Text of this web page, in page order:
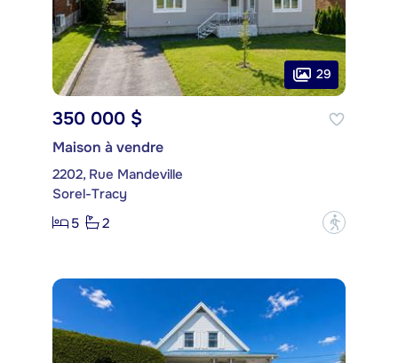
29
350 000 $
Maison à vendre
2202, Rue Mandeville
Sorel-Tracy
5
2 ?